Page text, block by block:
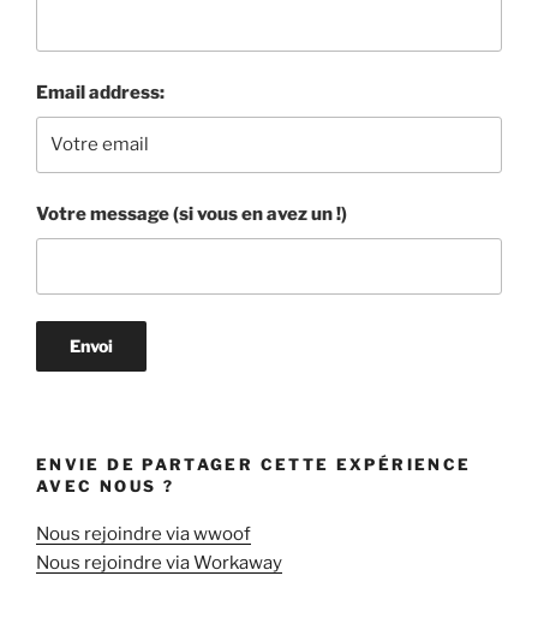
Email address:
Votre message (si vous en avez un !)
ENVIE DE PARTAGER CETTE EXPÉRIENCE
AVEC NOUS ?
Nous rejoindre via wwoof
Nous rejoindre via Workaway